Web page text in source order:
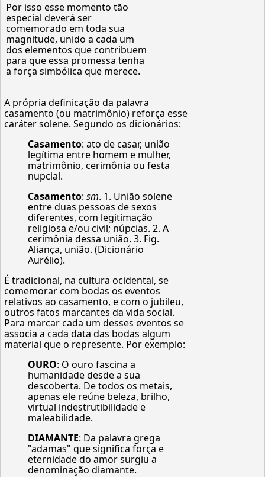
Por isso esse momento tão
especial deverá ser
comemorado em toda sua
magnitude, unido a cada um
dos elementos que contribuem
para que essa promessa tenha
a força simbólica que merece.
A própria definicação da palavra
casamento (ou matrimônio) reforça esse
caráter solene. Segundo os dicionários:
Casamento: ato de casar, união
legítima entre homem e mulher,
matrimônio, cerimônia ou festa
nupcial.
Casamento: sm. 1. União solene
entre duas pessoas de sexos
diferentes, com legitimação
religiosa e/ou civil; núpcias. 2. A
cerimônia dessa união. 3. Fig.
Aliança, união. (Dicionário
Aurélio).
É tradicional, na cultura ocidental, se
comemorar com bodas os eventos
relativos ao casamento, e com o jubileu,
outros fatos marcantes da vida social.
Para marcar cada um desses eventos se
associa a cada data das bodas algum
material que o represente. Por exemplo:
OURO: O ouro fascina a
humanidade desde a sua
descoberta. De todos os metais,
apenas ele reúne beleza, brilho,
virtual indestrutibilidade e
maleabilidade.
DIAMANTE: Da palavra grega
"adamas" que significa força e
eternidade do amor surgiu a
denominação diamante.